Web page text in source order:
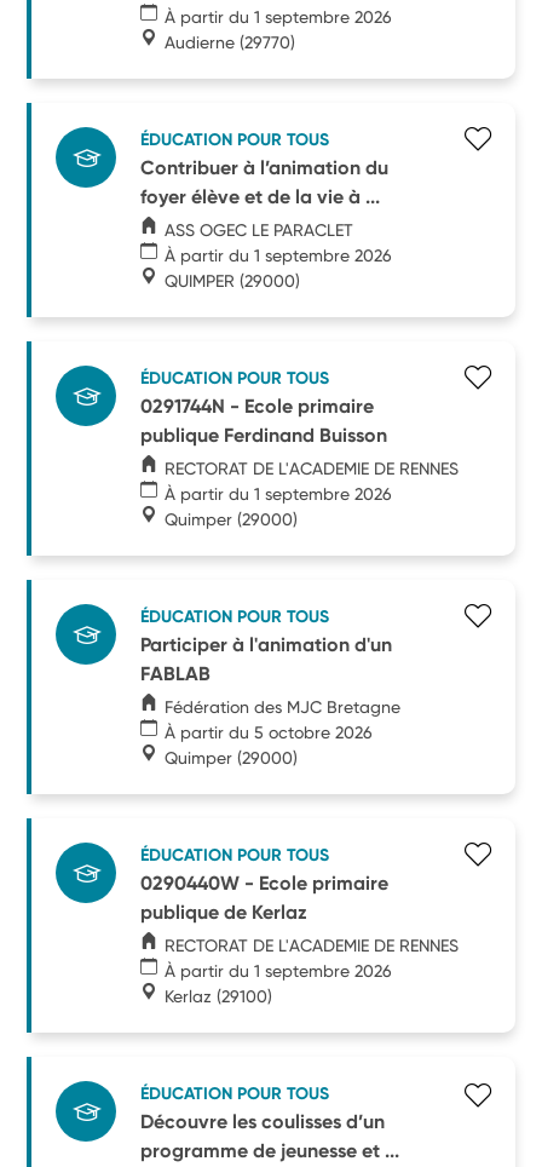
À partir du 1 septembre 2026
Audierne (29770)
ÉDUCATION POUR TOUS
Contribuer à l’animation du
foyer élève et de la vie à ...
ASS OGEC LE PARACLET
À partir du 1 septembre 2026
QUIMPER (29000)
ÉDUCATION POUR TOUS
0291744N - Ecole primaire
publique Ferdinand Buisson
RECTORAT DE L'ACADEMIE DE RENNES
À partir du 1 septembre 2026
Quimper (29000)
ÉDUCATION POUR TOUS
Participer à l'animation d'un
FABLAB
Fédération des MJC Bretagne
À partir du 5 octobre 2026
Quimper (29000)
ÉDUCATION POUR TOUS
0290440W - Ecole primaire
publique de Kerlaz
RECTORAT DE L'ACADEMIE DE RENNES
À partir du 1 septembre 2026
Kerlaz (29100)
ÉDUCATION POUR TOUS
Découvre les coulisses d’un
programme de jeunesse et ...